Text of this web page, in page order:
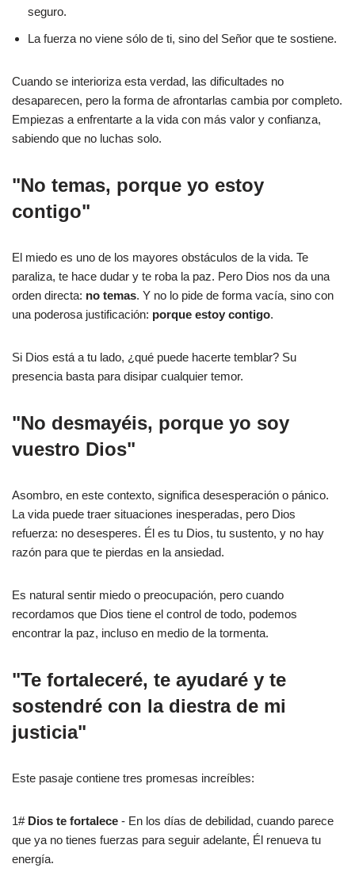
seguro.
La fuerza no viene sólo de ti, sino del Señor que te sostiene.
Cuando se interioriza esta verdad, las dificultades no
desaparecen, pero la forma de afrontarlas cambia por completo.
Empiezas a enfrentarte a la vida con más valor y confianza,
sabiendo que no luchas solo.
"No temas, porque yo estoy
contigo"
El miedo es uno de los mayores obstáculos de la vida. Te
paraliza, te hace dudar y te roba la paz. Pero Dios nos da una
orden directa: no temas. Y no lo pide de forma vacía, sino con
una poderosa justificación: porque estoy contigo.
Si Dios está a tu lado, ¿qué puede hacerte temblar? Su
presencia basta para disipar cualquier temor.
"No desmayéis, porque yo soy
vuestro Dios"
Asombro, en este contexto, significa desesperación o pánico.
La vida puede traer situaciones inesperadas, pero Dios
refuerza: no desesperes. Él es tu Dios, tu sustento, y no hay
razón para que te pierdas en la ansiedad.
Es natural sentir miedo o preocupación, pero cuando
recordamos que Dios tiene el control de todo, podemos
encontrar la paz, incluso en medio de la tormenta.
"Te fortaleceré, te ayudaré y te
sostendré con la diestra de mi
justicia"
Este pasaje contiene tres promesas increíbles:
1# Dios te fortalece - En los días de debilidad, cuando parece
que ya no tienes fuerzas para seguir adelante, Él renueva tu
energía.